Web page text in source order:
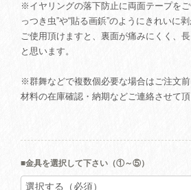
※イヤリングの落下防止に両面テープを
っつき虫”や“貼る画鋲”のようにきれいに
ご使用頂けますと、裏面が痛みにくく、
と思います。
※群舞などで複数個必要な場合はご注文
材料の在庫確認・納期などご連絡させて頂
■金具を選択して下さい（①～⑤）